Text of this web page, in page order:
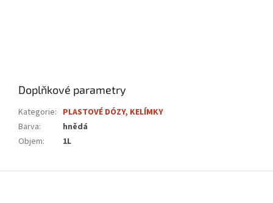
Doplňkové parametry
Kategorie: PLASTOVÉ DÓZY, KELÍMKY
Barva:
hnědá
Objem: 1L